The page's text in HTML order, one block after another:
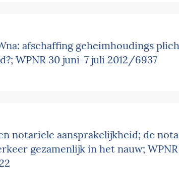
afschaffing geheimhoudings
WPNR 30 juni-7 juli 2012/6937
notariele aansprakelijkheid; de
gezamenlijk in het nauw; WPNR